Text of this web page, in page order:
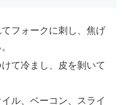
フォークに刺し、焦げ
て冷まし、皮を剝いて
ル、ベーコン、スライ